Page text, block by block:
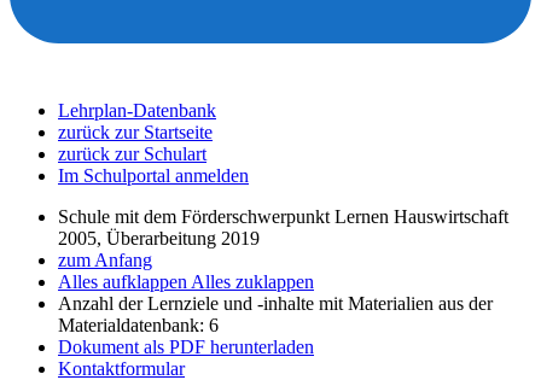
Lehrplan-Datenbank
zurück zur Startseite
zurück zur Schulart
Im Schulportal anmelden
Schule mit dem Förderschwerpunkt Lernen Hauswirtschaft
2005, Überarbeitung 2019
zum Anfang
Alles aufklappen Alles zuklappen
Anzahl der Lernziele und -inhalte mit Materialien aus der
Materialdatenbank: 6
Dokument als PDF herunterladen
Kontaktformular